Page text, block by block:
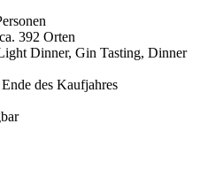
392 Orten
Dinner, Gin Tasting, Dinner
des Kaufjahres